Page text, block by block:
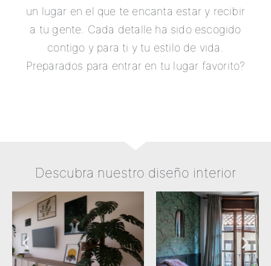
un lugar en el que te encanta estar y recibir
a tu gente. Cada detalle ha sido escogido
contigo y para ti y tu estilo de vida.
Preparados para entrar en tu lugar favorito?
Descubra nuestro diseño interior